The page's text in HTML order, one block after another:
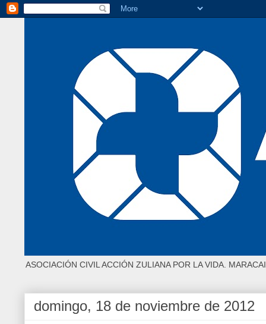
ASOCIACIÓN CIVIL ACCIÓN ZULIANA POR LA VIDA.
domingo, 18 de noviembre de 2012